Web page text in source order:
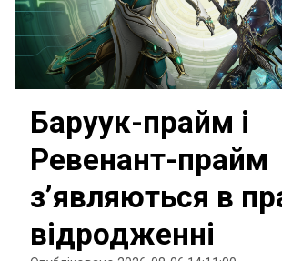
Баруук-прайм і
Ревенант-прайм
з’являються в
відродженні